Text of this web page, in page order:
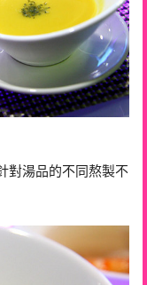
對湯品的不同熬製不